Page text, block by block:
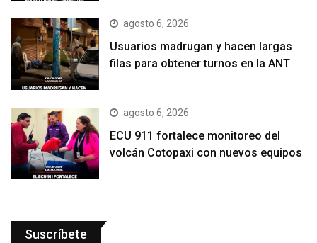
agosto 6, 2026
Usuarios madrugan y hacen largas
filas para obtener turnos en la ANT
agosto 6, 2026
ECU 911 fortalece monitoreo del
volcán Cotopaxi con nuevos equipos
Suscríbete